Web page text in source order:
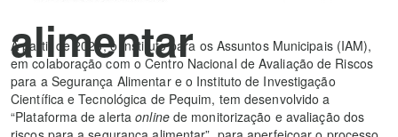
alimentar
A partir de 2023, o Instituto para os Assuntos Municipais (IAM),
em colaboração com o Centro Nacional de Avaliação de Riscos
para a Segurança Alimentar e o Instituto de Investigação
Científica e Tecnológica de Pequim, tem desenvolvido a
“Plataforma de alerta onlinede monitorização e avaliação dos